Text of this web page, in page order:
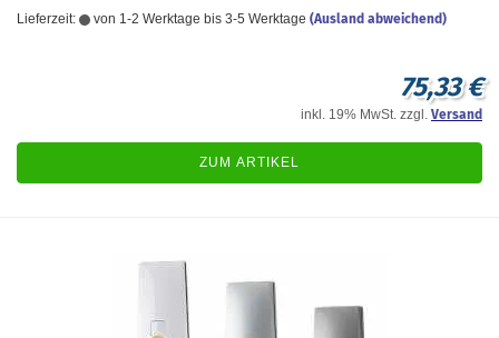
Lieferzeit: von 1-2 Werktage bis 3-5 Werktage (Ausland abweichend)
75,33 €
inkl. 19% MwSt. zzgl. Versand
ZUM ARTIKEL